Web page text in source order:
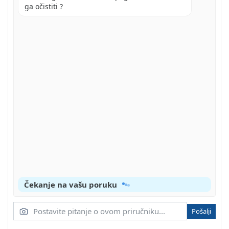
NEPROMOČIVOST
UPORABA OSVJETLJENJA
ga očistiti ?
Čekanje na vašu poruku
Pošalji